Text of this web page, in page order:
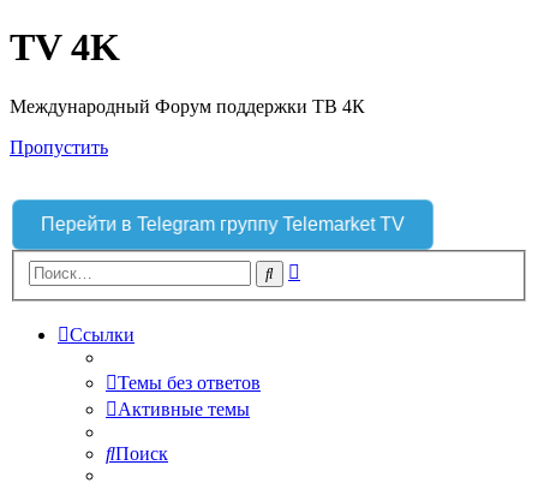
TV 4K
Международный Форум поддержки ТВ 4К
Пропустить
Перейти в Telegram группу Telemarket TV
Поиск
Ссылки
Темы без ответов
Активные темы
Поиск